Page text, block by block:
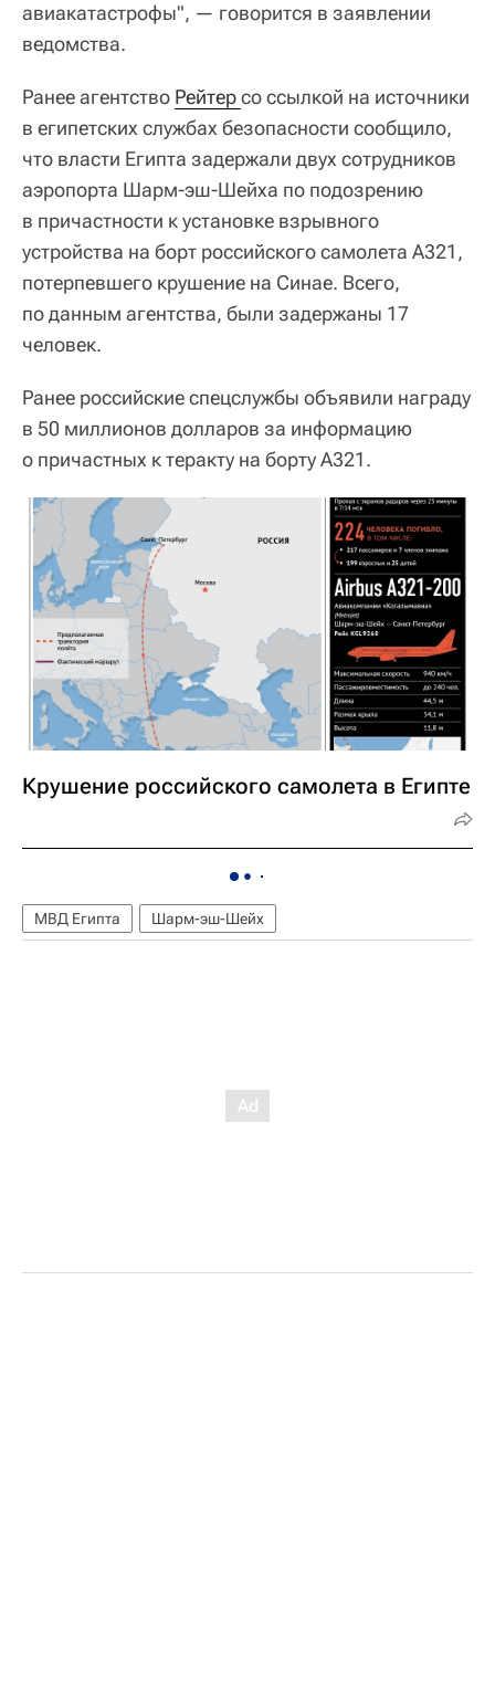
авиакатастрофы", — говорится в заявлении
ведомства.
Ранее агентство Рейтер со ссылкой на источники
в египетских службах безопасности сообщило,
что власти Египта задержали двух сотрудников
аэропорта Шарм-эш-Шейха по подозрению
в причастности к установке взрывного
устройства на борт российского самолета А321,
потерпевшего крушение на Синае. Всего,
по данным агентства, были задержаны 17
человек.
Ранее российские спецслужбы объявили награду
в 50 миллионов долларов за информацию
о причастных к теракту на борту А321.
Крушение российского самолета в Египте
МВД Египта Шарм-эш-Шейх